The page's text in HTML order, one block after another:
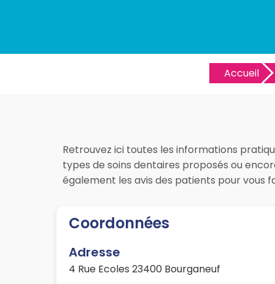
Accueil
Retrouvez ici toutes les informations
types de soins dentaires proposés ou
également les avis des patients pour vous
Coordonnées
Adresse
4 Rue Ecoles 23400 Bourganeuf